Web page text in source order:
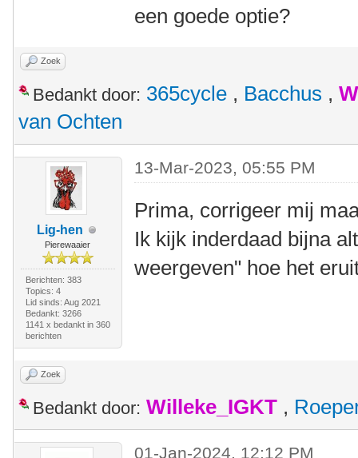
een goede optie?
Zoek
Bedankt door: 365cycle , Bacchus ,
van Ochten
Lig-hen
Pierewaaier
Berichten: 383
Topics: 4
Lid sinds: Aug 2021
Bedankt: 3266
1141 x bedankt in 360
berichten
13-Mar-2023, 05:55 PM
Prima, corrigeer mij
Ik kijk inderdaad bijna
weergeven" hoe het
Zoek
Bedankt door: Willeke_IGKT ,
01-Jan-2024, 12:12 PM